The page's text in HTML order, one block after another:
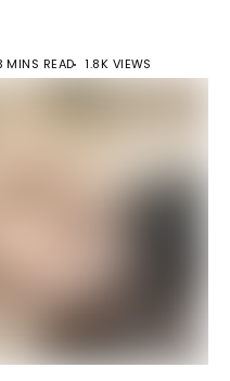
MINS READ 1.8K VIEWS